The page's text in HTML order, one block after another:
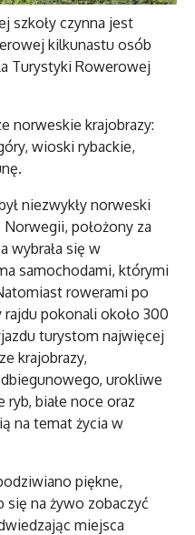
szkoły czynna jest
kilkunastu osób
Turystyki Rowerowej
norweskie krajobrazy:
wioski rybackie,
niezwykły norweski
położony za
wybrała się w
samochodami, którymi
rowerami po
pokonali około 300
turystom najwięcej
krajobrazy,
urokliwe
białe noce oraz
na temat życia w
piękne,
się na żywo zobaczyć
miejsca